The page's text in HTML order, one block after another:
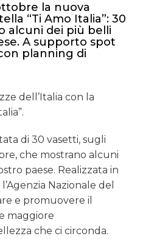
la nuova
“Ti Amo Italia”: 30
alcuni dei più belli
A supporto spot
planning di
dell’Italia con la
di 30 vasetti, sugli
che mostrano alcuni
paese. Realizzata in
Nazionale del
e promuovere il
maggiore
che ci circonda.